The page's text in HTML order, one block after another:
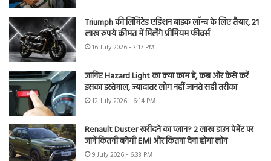
Triumph की लिमिटेड एडिशन बाइक लॉन्च के लिए तैयार, 21
लाख रुपये कीमत में मिलेंगे प्रीमियम फीचर्स
16 July 2026 - 3:17 PM
जानिए Hazard Light का क्या काम है, कब और कैसे करें
इसका इस्तेमाल, ज्यादातर लोग नहीं जानते सही तरीका
12 July 2026 - 6:14 PM
Renault Duster खरीदने का प्लान? 2 लाख डाउन पेमेंट पर
जानें कितनी बनेगी EMI और कितना देना होगा लोन
9 July 2026 - 6:33 PM